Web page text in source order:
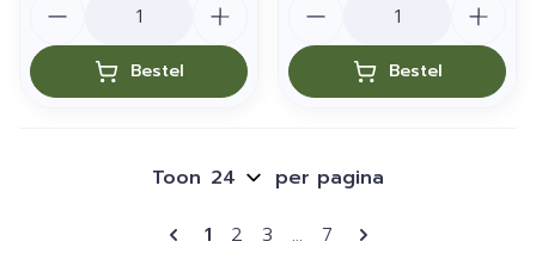
Bestel Bestel
Pagina's
U lees momenteel pagina
1 Pagina
2 Pagina
3 ... Pagina
7
Toon per pagina